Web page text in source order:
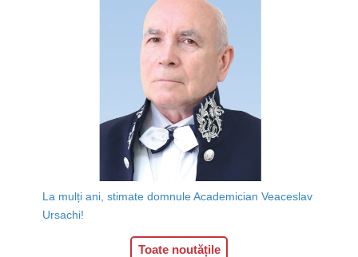
La mulți ani, stimate domnule Academician Veaceslav
Ursachi!
Toate noutățile